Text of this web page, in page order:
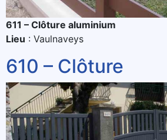
611 – Clôture aluminium
Lieu : Vaulnaveys
610 – Clôture